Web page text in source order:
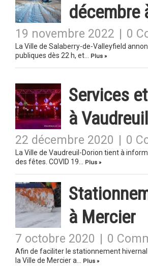
décembre
19 novembre 2022 0
La Ville de Salaberry-de-Valleyfield
publiques dès 22 h, et…
Plus »
Services
à
22 décembre 2020 0
La Ville de Vaudreuil-Dorion tient à
des fêtes. COVID 19…
Plus »
à Mercier
7 octobre 2020 0
Afin de faciliter le stationnement
la Ville de Mercier a…
Plus »